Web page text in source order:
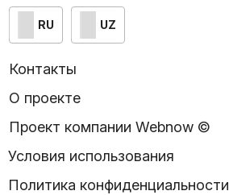
RU UZ
Контакты
О проекте
Проект компании Webnow ©
Условия использования
Политика конфиденциальности